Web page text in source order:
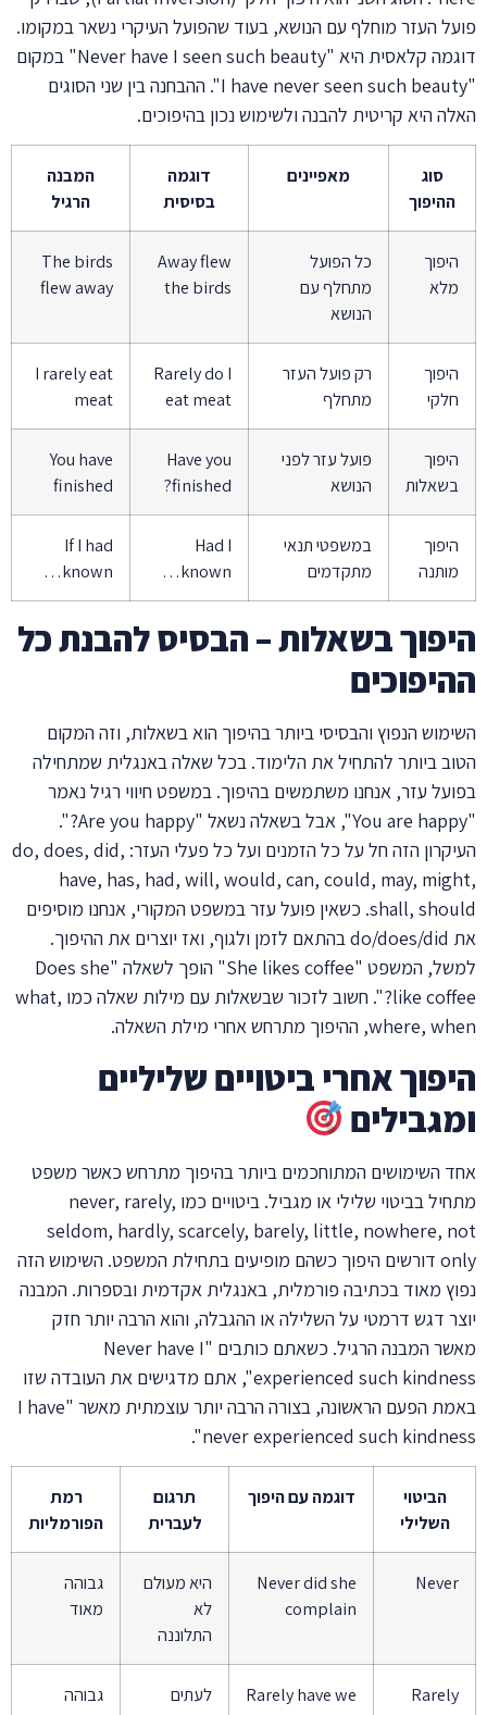
פועל העזר מוחלף עם הנושא, בעוד שהפועל העיקרי נשאר במקומו.
דוגמה קלאסית היא "Never have I seen such beauty" במקום
"I have never seen such beauty". ההבחנה בין שני הסוגים
האלה היא קריטית להבנה ולשימוש נכון בהיפוכים.
סוג
ההיפוך
מאפיינים
דוגמה
בסיסית
המבנה
הרגיל
היפוך
מלא
כל הפועל
מתחלף עם
הנושא
Away flew
the birds
The birds
flew away
היפוך
חלקי
רק פועל העזר
מתחלף
Rarely do I
eat meat
I rarely eat
meat
היפוך
בשאלות
פועל עזר לפני
הנושא
Have you
finished?
You have
finished
היפוך
מותנה
במשפטי תנאי
מתקדמים
Had I
known…
If I had
known…
היפוך בשאלות – הבסיס להבנת כל
ההיפוכים
השימוש הנפוץ והבסיסי ביותר בהיפוך הוא בשאלות, וזה המקום
הטוב ביותר להתחיל את הלימוד. בכל שאלה באנגלית שמתחילה
בפועל עזר, אנחנו משתמשים בהיפוך. במשפט חיווי רגיל נאמר
"You are happy", אבל בשאלה נשאל "Are you happy?".
העיקרון הזה חל על כל הזמנים ועל כל פעלי העזר: do, does, did,
have, has, had, will, would, can, could, may, might,
shall, should. כשאין פועל עזר במשפט המקורי, אנחנו מוסיפים
את do/does/did בהתאם לזמן ולגוף, ואז יוצרים את ההיפוך.
למשל, המשפט "She likes coffee" הופך לשאלה "Does she
like coffee?". חשוב לזכור שבשאלות עם מילות שאלה כמו what,
where, when, ההיפוך מתרחש אחרי מילת השאלה.
היפוך אחרי ביטויים שליליים
ומגבילים
אחד השימושים המתוחכמים ביותר בהיפוך מתרחש כאשר משפט
מתחיל בביטוי שלילי או מגביל. ביטויים כמו never, rarely,
seldom, hardly, scarcely, barely, little, nowhere, not
only דורשים היפוך כשהם מופיעים בתחילת המשפט. השימוש הזה
נפוץ מאוד בכתיבה פורמלית, באנגלית אקדמית ובספרות. המבנה
יוצר דגש דרמטי על השלילה או ההגבלה, והוא הרבה יותר חזק
מאשר המבנה הרגיל. כשאתם כותבים "Never have I
experienced such kindness", אתם מדגישים את העובדה שזו
באמת הפעם הראשונה, בצורה הרבה יותר עוצמתית מאשר "I have
never experienced such kindness".
הביטוי
השלילי
דוגמה עם היפוך
תרגום
לעברית
רמת
הפורמליות
Never
Never did she
complain
היא מעולם
לא
התלוננה
גבוהה
מאוד
Rarely
Rarely have we
לעתים
גבוהה